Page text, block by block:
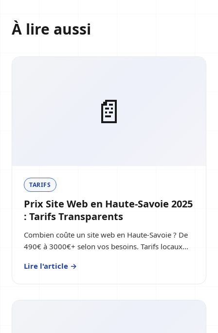
À lire aussi
📄
TARIFS
Prix Site Web en Haute-Savoie 2025
: Tarifs Transparents
Combien coûte un site web en Haute-Savoie ? De
490€ à 3000€+ selon vos besoins. Tarifs locaux...
Lire l'article →